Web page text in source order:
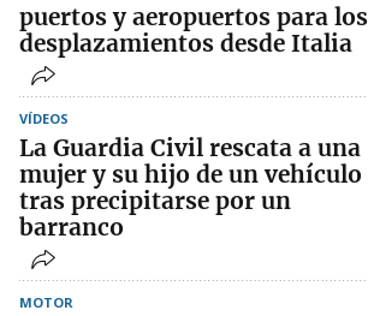
puertos y aeropuertos para los
desplazamientos desde Italia
VÍDEOS
La Guardia Civil rescata a una
mujer y su hijo de un vehículo
tras precipitarse por un
barranco
MOTOR